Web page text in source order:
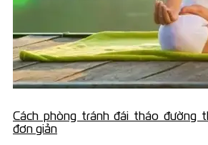
Cách phòng tránh đái tháo đường
đơn giản